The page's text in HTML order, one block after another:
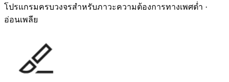
โปรแกรมครบวงจรสำหรับภาวะความต้องการทางเพศต่ำ ·
อ่อนเพลีย